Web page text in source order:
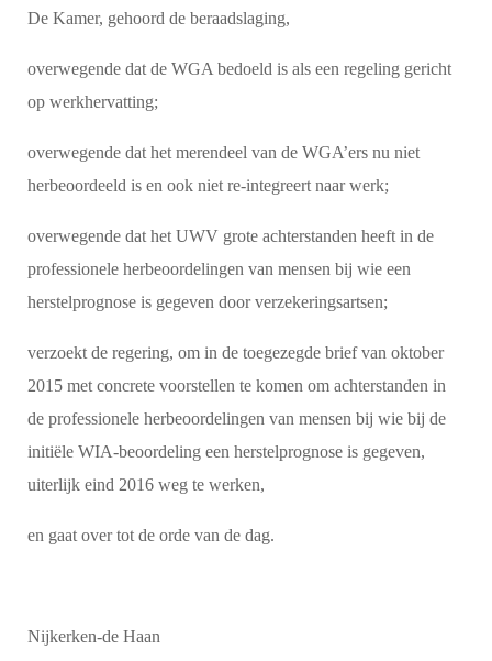
De Kamer, gehoord de beraadslaging,
overwegende dat de WGA bedoeld is als een regeling gericht
op werkhervatting;
overwegende dat het merendeel van de WGA’ers nu niet
herbeoordeeld is en ook niet re-integreert naar werk;
overwegende dat het UWV grote achterstanden heeft in de
professionele herbeoordelingen van mensen bij wie een
herstelprognose is gegeven door verzekeringsartsen;
verzoekt de regering, om in de toegezegde brief van oktober
2015 met concrete voorstellen te komen om achterstanden in
de professionele herbeoordelingen van mensen bij wie bij de
initiële WIA-beoordeling een herstelprognose is gegeven,
uiterlijk eind 2016 weg te werken,
en gaat over tot de orde van de dag.
Nijkerken-de Haan